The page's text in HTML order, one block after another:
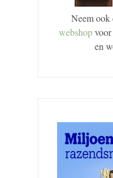
Neem ook
webshop
en